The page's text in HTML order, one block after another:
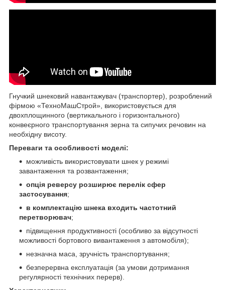
Гнучкий шнековий навантажувач (транспортер), розроблений
фірмою «ТехноМашСтрой», використовується для
двохплощинного (вертикального і горизонтального)
конвеєрного транспортування зерна та сипучих речовин на
необхідну висоту.
Переваги та особливості моделі:
можливість використовувати шнек у режимі
завантаження та розвантаження;
опція реверсу розширює перелік сфер
застосування;
в комплектацію шнека входить частотний
перетворювач;
підвищення продуктивності (особливо за відсутності
можливості бортового вивантаження з автомобіля);
незначна маса, зручність транспортування;
безперервна експлуатація (за умови дотримання
регулярності технічних перерв).